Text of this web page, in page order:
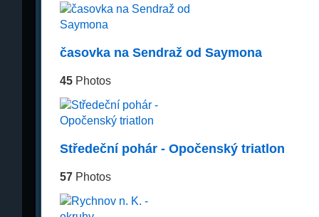
časovka na Sendraž od Saymona
45Photos
Středeční pohár - Opočenský triatlon
57Photos